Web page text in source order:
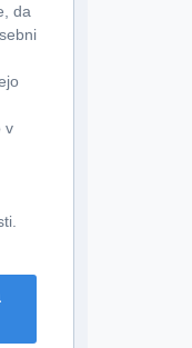
da
v